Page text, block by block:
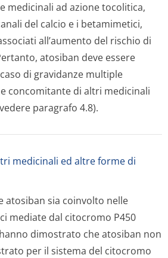
medicinali ad azione tocolitica,
del calcio e i betamimetici,
all’aumento del rischio di
atosiban deve essere
di gravidanze multiple
concomitante di altri medicinali
paragrafo 4.8).
medicinali ed altre forme di
atosiban sia coinvolto nelle
mediate dal citocromo P450
hanno dimostrato che atosiban non
per il sistema del citocromo